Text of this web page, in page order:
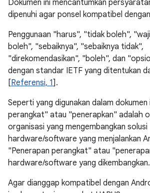
Dokumen ini mencantumkan
dipenuhi agar ponsel kompatibel
Penggunaan "harus", "tidak boleh",
boleh", "sebaiknya", "sebaiknya tidak",
"direkomendasikan", "boleh", dan
dengan standar IETF yang ditentukan
[Referensi, 1].
Seperti yang digunakan dalam dokumen
perangkat" atau "penerapkan" adalah
organisasi yang mengembangkan solusi
hardware/software yang menjalankan
"Penerapan perangkat" atau
hardware/software yang dikembangkan.
Agar dianggap kompatibel dengan